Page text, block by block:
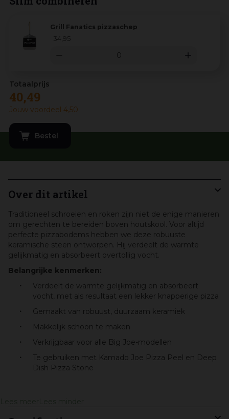
Grill Fanatics pizzaschep
34 95
40,49
Jouw voordeel 450
Over dit artikel
Traditioneel schroeien en roken zijn niet de enige manieren
om gerechten te bereiden boven houtskool. Voor altijd
perfecte pizzabodems hebben we deze robuuste
keramische steen ontworpen. Hij verdeelt de warmte
gelijkmatig en absorbeert overtollig vocht.
Belangrijke kenmerken:
Verdeelt de warmte gelijkmatig en absorbeert
vocht, met als resultaat een lekker knapperige pizza
Gemaakt van robuust, duurzaam keramiek
Makkelijk schoon te maken
Verkrijgbaar voor alle Big Joe-modellen
Te gebruiken met Kamado Joe Pizza Peel en Deep
Dish Pizza Stone